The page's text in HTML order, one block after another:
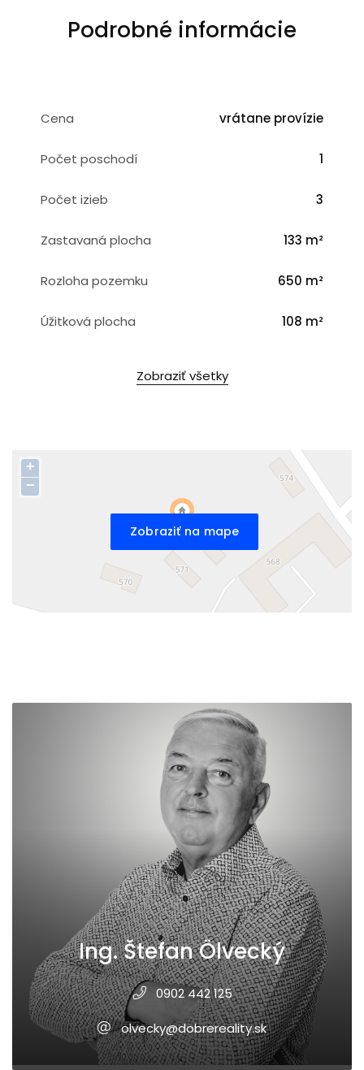
Podrobné informácie
Cena vrátane provízie
Počet poschodí 1
Počet izieb 3
Zastavaná plocha 133 m²
Rozloha pozemku 650 m²
Úžitková plocha 108 m²
Zobraziť všetky
Zobraziť na mape
+
−
Ing. Štefan Ölvecký
0902 442 125
olvecky@dobrereality.sk